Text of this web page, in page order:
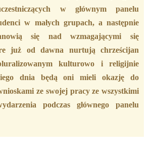
w głównym panelu
w małych grupach, a następnie
się nad wzmagającymi się
już od dawna nurtują chrześcijan
kulturowo i religijnie
dnia będą oni mieli okazję do
ze swojej pracy ze wszystkimi
podczas głównego panelu